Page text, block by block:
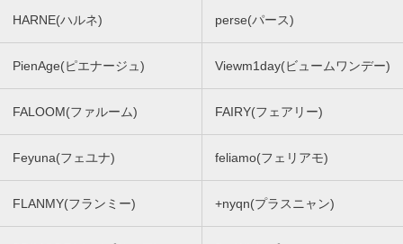
HARNE(ハルネ) perse(パース)
PienAge(ピエナージュ) Viewm1day(ビュームワンデー)
FALOOM(ファルーム) FAIRY(フェアリー)
Feyuna(フェユナ) feliamo(フェリアモ)
FLANMY(フランミー) +nyqn(プラスニャン)